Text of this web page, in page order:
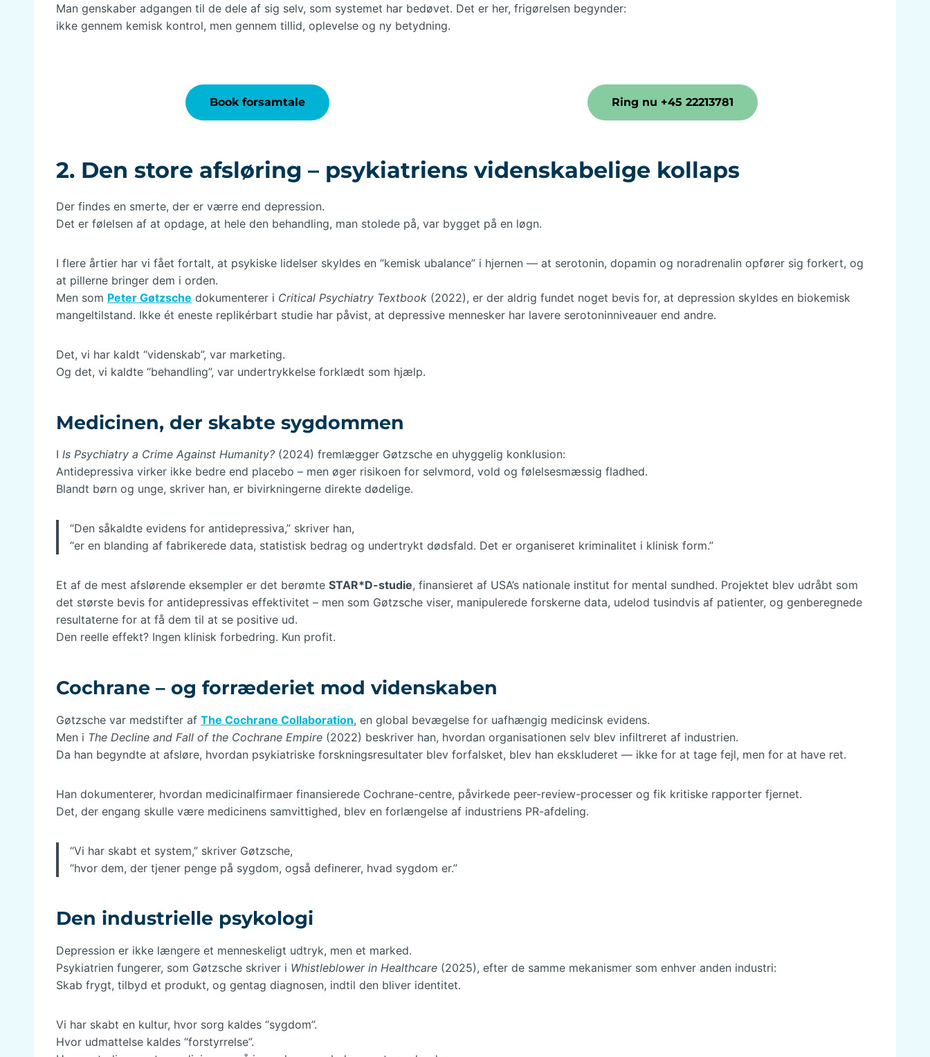
Man genskaber adgangen til de dele af sig selv, som systemet har bedøvet. Det er her, frigørelsen begynder:
ikke gennem kemisk kontrol, men gennem tillid, oplevelse og ny betydning.
Book forsamtale Ring nu +45 22213781
2. Den store afsløring – psykiatriens videnskabelige kollaps
Der findes en smerte, der er værre end depression.
Det er følelsen af at opdage, at hele den behandling, man stolede på, var bygget på en løgn.
I flere årtier har vi fået fortalt, at psykiske lidelser skyldes en “kemisk ubalance” i hjernen — at serotonin, dopamin og noradrenalin opfører sig forkert, og
at pillerne bringer dem i orden.
Men som Peter Gøtzsche dokumenterer i Critical Psychiatry Textbook (2022), er der aldrig fundet noget bevis for, at depression skyldes en biokemisk
mangeltilstand. Ikke ét eneste replikérbart studie har påvist, at depressive mennesker har lavere serotoninniveauer end andre.
Det, vi har kaldt “videnskab”, var marketing.
Og det, vi kaldte “behandling”, var undertrykkelse forklædt som hjælp.
Medicinen, der skabte sygdommen
IIs Psychiatry a Crime Against Humanity? (2024) fremlægger Gøtzsche en uhyggelig konklusion:
Antidepressiva virker ikke bedre end placebo – men øger risikoen for selvmord, vold og følelsesmæssig fladhed.
Blandt børn og unge, skriver han, er bivirkningerne direkte dødelige.
“Den såkaldte evidens for antidepressiva,” skriver han,
“er en blanding af fabrikerede data, statistisk bedrag og undertrykt dødsfald. Det er organiseret kriminalitet i klinisk form.”
Et af de mest afslørende eksempler er det berømteSTAR*D-studie, finansieret af USA’s nationale institut for mental sundhed. Projektet blev udråbt som
det største bevis for antidepressivas effektivitet – men som Gøtzsche viser, manipulerede forskerne data, udelod tusindvis af patienter, og genberegnede
resultaterne for at få dem til at se positive ud.
Den reelle effekt? Ingen klinisk forbedring. Kun profit.
Cochrane – og forræderiet mod videnskaben
Gøtzsche var medstifter afThe Cochrane Collaboration, en global bevægelse for uafhængig medicinsk evidens.
Men i The Decline and Fall of the Cochrane Empire (2022) beskriver han, hvordan organisationen selv blev infiltreret af industrien.
Da han begyndte at afsløre, hvordan psykiatriske forskningsresultater blev forfalsket, blev han ekskluderet — ikke for at tage fejl, men for at have ret.
Han dokumenterer, hvordan medicinalfirmaer finansierede Cochrane-centre, påvirkede peer-review-processer og fik kritiske rapporter fjernet.
Det, der engang skulle være medicinens samvittighed, blev en forlængelse af industriens PR-afdeling.
“Vi har skabt et system,” skriver Gøtzsche,
“hvor dem, der tjener penge på sygdom, også definerer, hvad sygdom er.”
Den industrielle psykologi
Depression er ikke længere et menneskeligt udtryk, men et marked.
Psykiatrien fungerer, som Gøtzsche skriver i Whistleblower in Healthcare (2025), efter de samme mekanismer som enhver anden industri:
Skab frygt, tilbyd et produkt, og gentag diagnosen, indtil den bliver identitet.
Vi har skabt en kultur, hvor sorg kaldes “sygdom”.
Hvor udmattelse kaldes “forstyrrelse”.